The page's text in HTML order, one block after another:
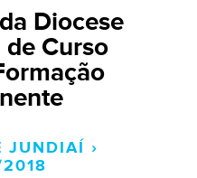
Diocese
Curso
JUNDIAÍ ›